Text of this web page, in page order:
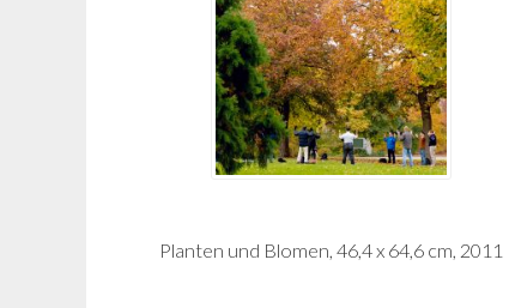
Planten und Blomen, 46,4 x 64,6 cm, 2011